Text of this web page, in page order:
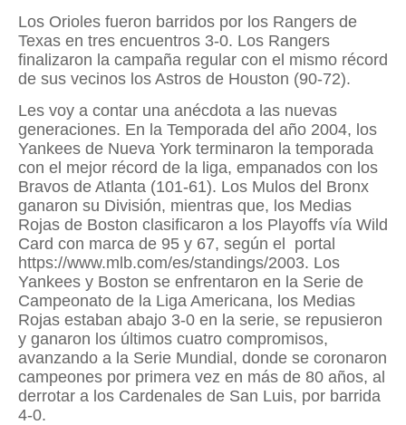
Los Orioles fueron barridos por los Rangers de
Texas en tres encuentros 3-0. Los Rangers
finalizaron la campaña regular con el mismo récord
de sus vecinos los Astros de Houston (90-72).
Les voy a contar una anécdota a las nuevas
generaciones. En la Temporada del año 2004, los
Yankees de Nueva York terminaron la temporada
con el mejor récord de la liga, empanados con los
Bravos de Atlanta (101-61). Los Mulos del Bronx
ganaron su División, mientras que, los Medias
Rojas de Boston clasificaron a los Playoffs vía Wild
Card con marca de 95 y 67, según el
portal
https://www.mlb.com/es/standings/2003. Los
Yankees y Boston se enfrentaron en la Serie de
Campeonato de la Liga Americana, los Medias
Rojas estaban abajo 3-0 en la serie, se repusieron
y ganaron los últimos cuatro compromisos,
avanzando a la Serie Mundial, donde se coronaron
campeones por primera vez en más de 80 años, al
derrotar a los Cardenales de San Luis, por barrida
4-0.